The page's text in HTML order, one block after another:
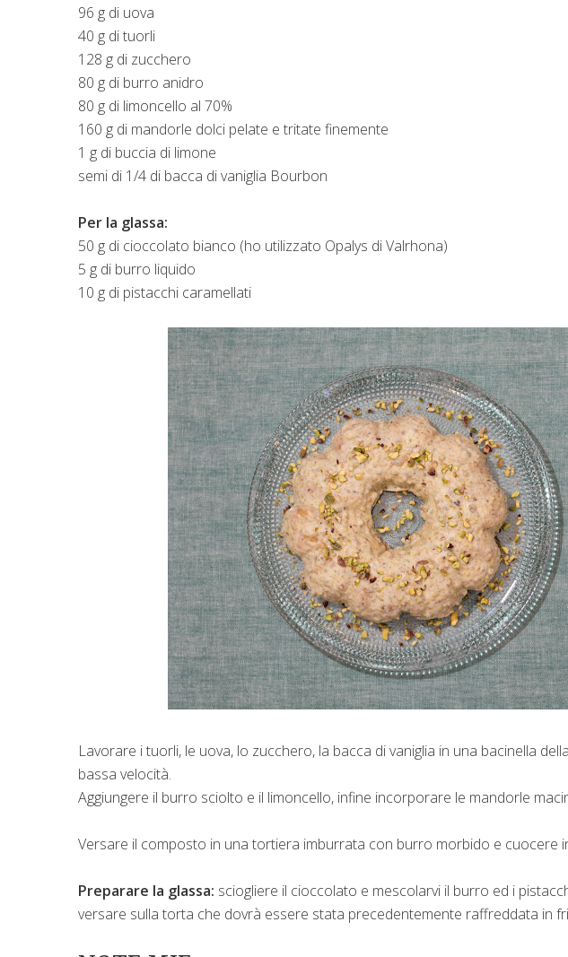
96 g di uova
40 g di tuorli
128 g di zucchero
80 g di burro anidro
80 g di limoncello al 70%
160 g di mandorle dolci pelate e tritate finemente
1 g di buccia di limone
semi di 1/4 di bacca di vaniglia Bourbon
Per la glassa:
50 g di cioccolato bianco (ho utilizzato Opalys di Valrhona)
5 g di burro liquido
10 g di pistacchi caramellati
Lavorare i tuorli, le uova, lo zucchero, la bacca di vaniglia in una bacinella
bassa velocità.
Aggiungere il burro sciolto e il limoncello, infine incorporare le mandorle
Versare il composto in una tortiera imburrata con burro morbido e cuocere
Preparare la glassa: sciogliere il cioccolato e mescolarvi il burro ed i
versare sulla torta che dovrà essere stata precedentemente raffreddata in